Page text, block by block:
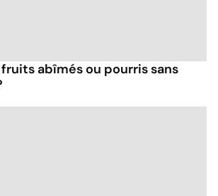
abîmés ou pourris sans